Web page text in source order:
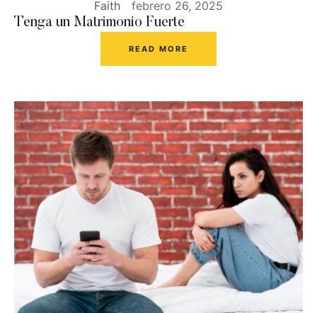
Faith
febrero 26, 2025
Tenga un Matrimonio Fuerte
READ MORE